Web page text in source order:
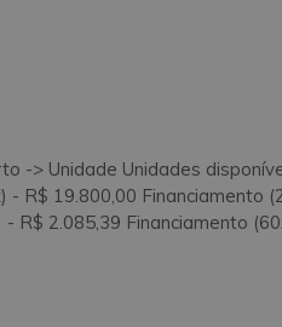
-> Unidade Unidades
- R$ 19.800,00 Financiamento
R$ 2.085,39 Financiamento